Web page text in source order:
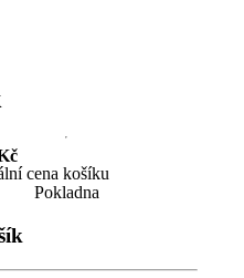
KčAktuální cena košíku
cena košíku
Pokladna